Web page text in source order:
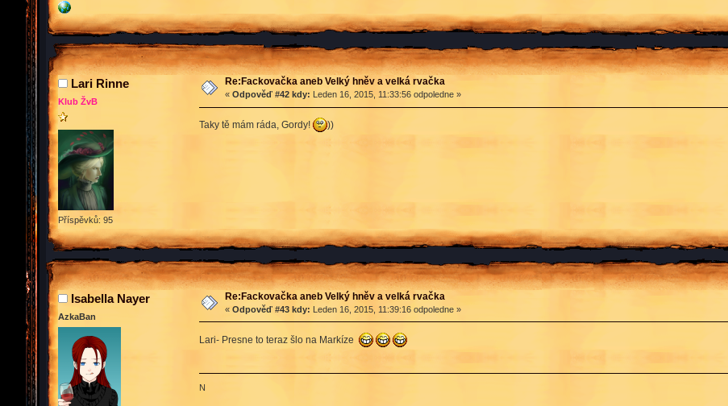
Lari Rinne
Klub ŽvB
Příspěvků: 95
Re:Fackovačka aneb Velký hněv a velká rvačka
« Odpověď #42 kdy: Leden 16, 2015, 11:33:56 odpoledne »
Taky tě mám ráda, Gordy! ))
Isabella Nayer
AzkaBan
Re:Fackovačka aneb Velký hněv a velká rvačka
« Odpověď #43 kdy: Leden 16, 2015, 11:39:16 odpoledne »
Lari- Presne to teraz šlo na Markíze
N